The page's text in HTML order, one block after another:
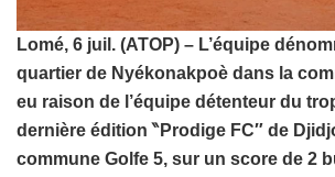
Lomé, 6 juil. (ATOP) – L’équipe
quartier de Nyékonakpoè dans la
eu raison de l’équipe détenteur du
dernière édition ‶Prodige FC″ de
commune Golfe 5, sur un score de 2